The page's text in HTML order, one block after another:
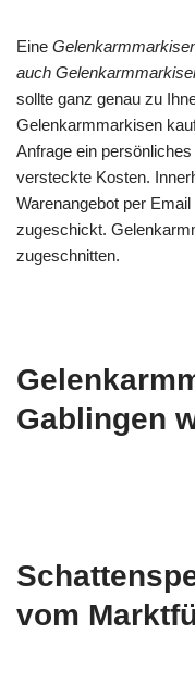
Eine
auch
sollte ganz genau zu
Gelenkarmmarkisen
Anfrage ein
versteckte Kosten.
Warenangebot per
zugeschickt.
zugeschnitten.
Gablingen
vom